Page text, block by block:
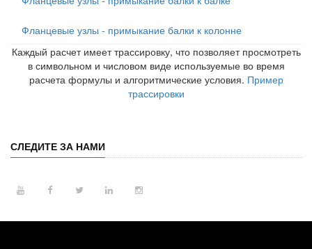
Фланцевые узлы - примыкание балки к колонне
Каждый расчет имеет трассировку, что позволяет просмотреть
в символьном и числовом виде используемые во время
расчета формулы и алгоритмические условия. Пример
трассировки
СЛЕДИТЕ ЗА НАМИ